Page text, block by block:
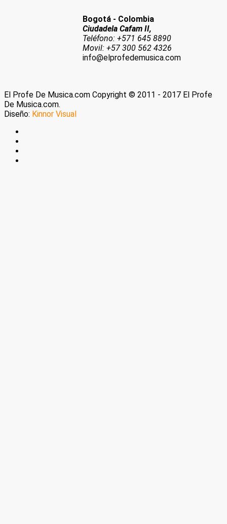
Bogotá - Colombia
Ciudadela Cafam II,
Teléfono: +571 645 8890
Movil: +57 300 562 4326
info@elprofedemusica.com
El Profe De Musica.com Copyright © 2011 - 2017 El Profe
De Musica.com.
Diseño: Kinnor Visual